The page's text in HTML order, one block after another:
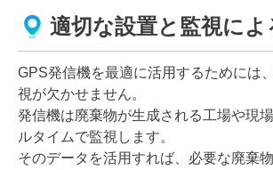
適切な設置と監視によ
GPS発信機を最適に活用するためには
視が欠かせません。
発信機は廃棄物が生成される工場や現
ルタイムで監視します。
そのデータを活用すれば、必要な廃棄